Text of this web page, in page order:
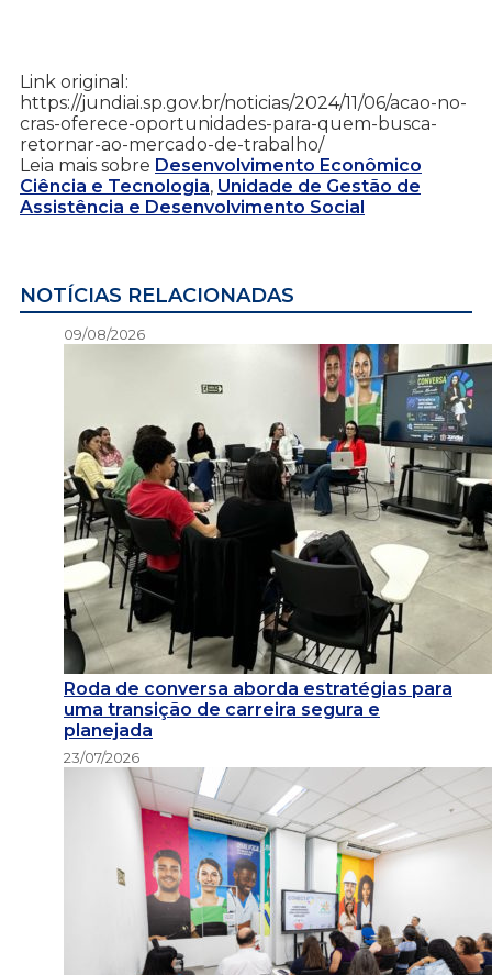
Link original:
https://jundiai.sp.gov.br/noticias/2024/11/06/acao-no-
cras-oferece-oportunidades-para-quem-busca-
retornar-ao-mercado-de-trabalho/
Leia mais sobre Desenvolvimento Econômico
Ciência e Tecnologia, Unidade de Gestão de
Assistência e Desenvolvimento Social
NOTÍCIAS RELACIONADAS
09/08/2026
Roda de conversa aborda estratégias para
uma transição de carreira segura e
planejada
23/07/2026